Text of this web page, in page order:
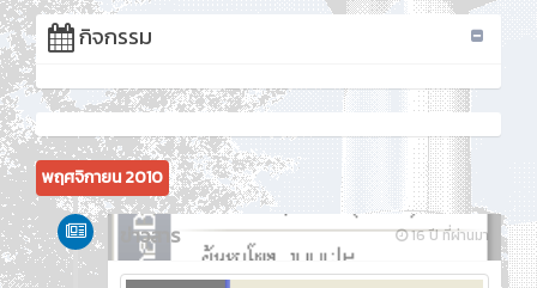
กิจกรรม
พฤศจิกายน 2010
16 ปี ที่ผ่านมา
ข่าวสาร